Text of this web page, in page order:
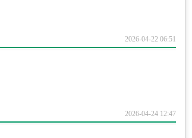
2026-04-22 06:51
2026-04-24 12:47